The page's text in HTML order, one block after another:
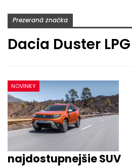
Prezeraná značka
Dacia Duster LPG
NOVINKY
najdostupnejšie SUV